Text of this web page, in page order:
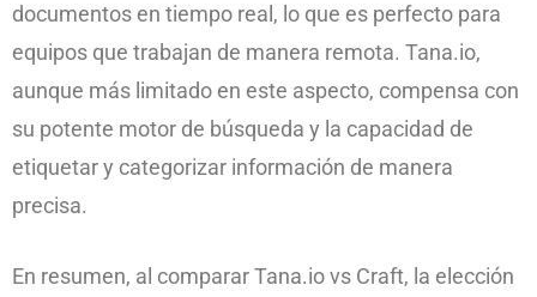
documentos en tiempo real, lo que es perfecto para
equipos que trabajan de manera remota. Tana.io,
aunque más limitado en este aspecto, compensa con
su potente motor de búsqueda y la capacidad de
etiquetar y categorizar información de manera
precisa.
En resumen, al comparar Tana.io vs Craft, la elección